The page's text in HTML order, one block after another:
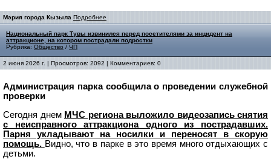
Мэрия города Кызыла Подробнее
Национальный парк Тувы извинился перед посетителями за инцидент на
аттракционе, на котором пострадали подростки
Рубрика: Общество / ЧП
2 июня 2026 г. | Просмотров: 2092 | Комментариев: 0
Администрация парка сообщила о проведении служебной
проверки
Сегодня днем МЧС региона выложило видеозапись снятия
с неисправного аттракциона одного из пострадавших.
Парня укладывают на носилки и переносят в скорую
помощь. Видно, что в парке в это время много отдыхающих с
детьми.